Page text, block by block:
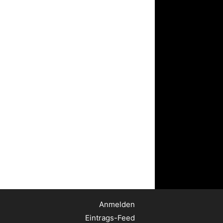
Anmelden
Eintrags-Feed